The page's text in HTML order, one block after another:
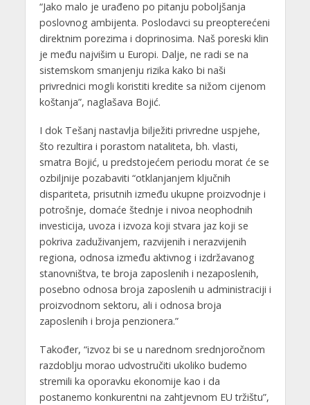
“Jako malo je urađeno po pitanju poboljšanja
poslovnog ambijenta. Poslodavci su preopterećeni
direktnim porezima i doprinosima. Naš poreski klin
je među najvišim u Europi. Dalje, ne radi se na
sistemskom smanjenju rizika kako bi naši
privrednici mogli koristiti kredite sa nižom cijenom
koštanja”, naglašava Bojić.
I dok Tešanj nastavlja bilježiti privredne uspjehe,
što rezultira i porastom nataliteta, bh. vlasti,
smatra Bojić, u predstojećem periodu morat će se
ozbiljnije pozabaviti “otklanjanjem ključnih
dispariteta, prisutnih između ukupne proizvodnje i
potrošnje, domaće štednje i nivoa neophodnih
investicija, uvoza i izvoza koji stvara jaz koji se
pokriva zaduživanjem, razvijenih i nerazvijenih
regiona, odnosa između aktivnog i izdržavanog
stanovništva, te broja zaposlenih i nezaposlenih,
posebno odnosa broja zaposlenih u administraciji i
proizvodnom sektoru, ali i odnosa broja
zaposlenih i broja penzionera.”
Također, “izvoz bi se u narednom srednjoročnom
razdoblju morao udvostručiti ukoliko budemo
stremili ka oporavku ekonomije kao i da
postanemo konkurentni na zahtjevnom EU tržištu”,